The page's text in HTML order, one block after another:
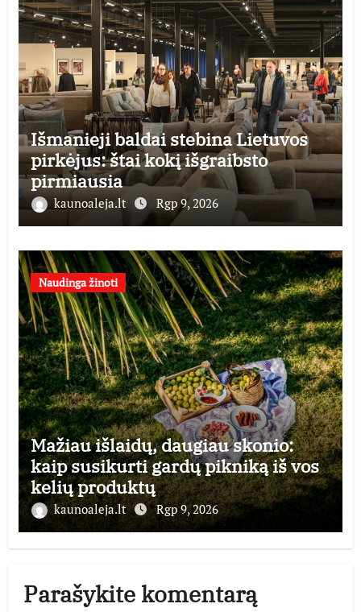
Išmanieji baldai stebina Lietuvos
pirkėjus: štai kokį išgraibsto
pirmiausia
kaunoaleja.lt Rgp 9, 2026
Naudinga žinoti
Mažiau išlaidų, daugiau skonio:
kaip susikurti gardų pikniką iš vos
kelių produktų
kaunoaleja.lt Rgp 9, 2026
Parašykite komentarą